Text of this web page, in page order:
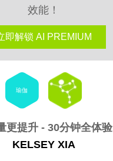
效能！
即解锁 AI PREMIUM
瑜伽
更提升 - 30分钟全体验
KELSEY XIA